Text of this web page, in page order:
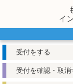
イ
受付をする
受付を確認・取消